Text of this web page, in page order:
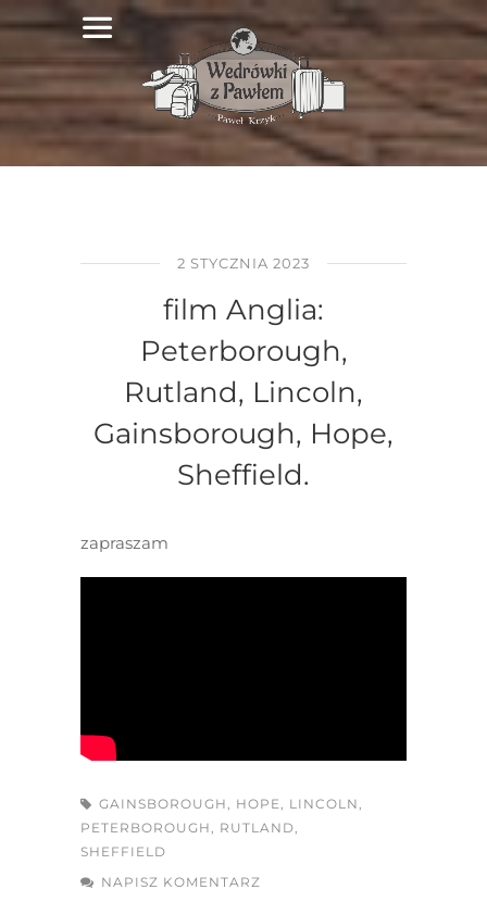
2 STYCZNIA 2023
film Anglia:
Peterborough,
Rutland, Lincoln,
Gainsborough, Hope,
Sheffield.
zapraszam
GAINSBOROUGH HOPE LINCOLN
PETERBOROUGH
RUTLAND
SHEFFIELD
NAPISZ KOMENTARZ